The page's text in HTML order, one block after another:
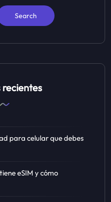
para celular que debes
eSIM y cómo